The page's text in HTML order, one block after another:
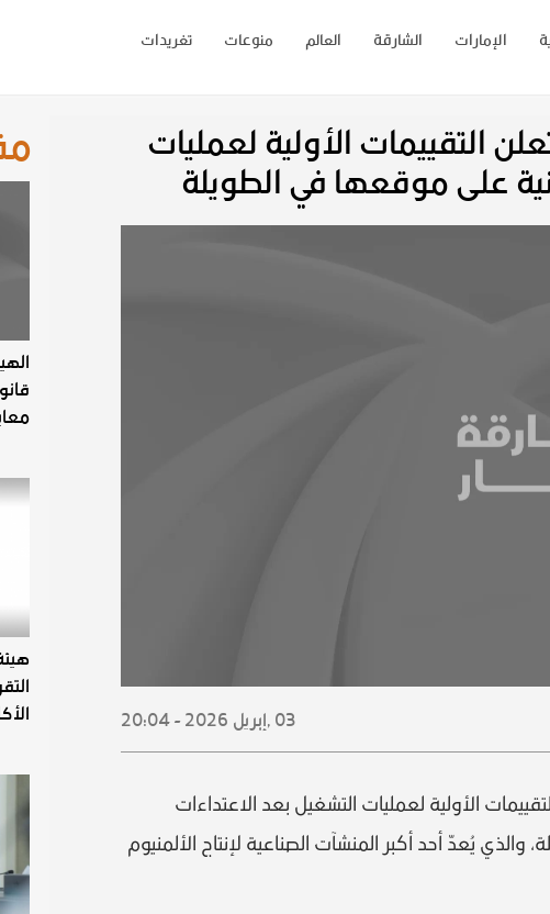
تغريدات منوعات العالم الشارقة الإمارات
التقييمات الأولية لعمليات
على موقعها في الطويلة
03 , إبريل 2026 - 20:04
الأولية لعمليات التشغيل بعد الاعتداءات
يُعدّ أحد أكبر المنشآت الصناعية لإنتاج الألمنيوم